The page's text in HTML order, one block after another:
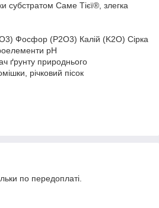
субстратом Саме Тієї®, злегка
Фосфор (P2O3) Калій (K2O) Сірка
рН
ґрунту природнього
річковий пісок
по передоплаті.